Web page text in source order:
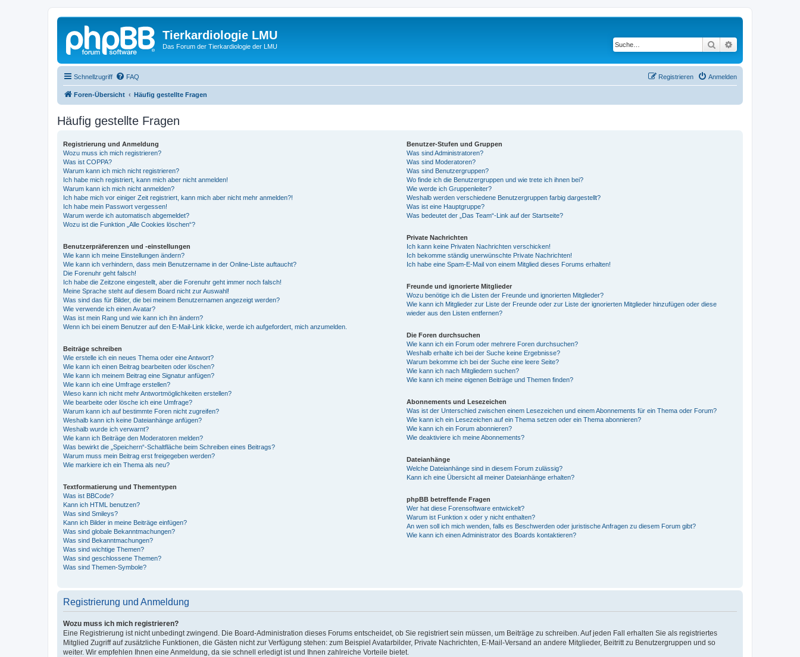
Tierkardiologie LMU
Das Forum der Tierkardiologie der LMU Suche
Schnellzugriff FAQ Anmelden
Registrieren
Foren-Übersicht Häufig gestellte Fragen
Häufig gestellte Fragen
Registrierung und Anmeldung
Wozu muss ich mich registrieren?
Was ist COPPA?
Warum kann ich mich nicht registrieren?
Ich habe mich registriert, kann mich aber nicht anmelden!
Warum kann ich mich nicht anmelden?
Ich habe mich vor einiger Zeit registriert, kann mich aber nicht mehr anmelden?!
Ich habe mein Passwort vergessen!
Warum werde ich automatisch abgemeldet?
Wozu ist die Funktion „Alle Cookies löschen“?
Benutzerpräferenzen und -einstellungen
Wie kann ich meine Einstellungen ändern?
Wie kann ich verhindern, dass mein Benutzername in der Online-Liste auftaucht?
Die Forenuhr geht falsch!
Ich habe die Zeitzone eingestellt, aber die Forenuhr geht immer noch falsch!
Meine Sprache steht auf diesem Board nicht zur Auswahl!
Was sind das für Bilder, die bei meinem Benutzernamen angezeigt werden?
Wie verwende ich einen Avatar?
Was ist mein Rang und wie kann ich ihn ändern?
Wenn ich bei einem Benutzer auf den E-Mail-Link klicke, werde ich aufgefordert, mich anzumelden.
Beiträge schreiben
Wie erstelle ich ein neues Thema oder eine Antwort?
Wie kann ich einen Beitrag bearbeiten oder löschen?
Wie kann ich meinem Beitrag eine Signatur anfügen?
Wie kann ich eine Umfrage erstellen?
Wieso kann ich nicht mehr Antwortmöglichkeiten erstellen?
Wie bearbeite oder lösche ich eine Umfrage?
Warum kann ich auf bestimmte Foren nicht zugreifen?
Weshalb kann ich keine Dateianhänge anfügen?
Weshalb wurde ich verwarnt?
Wie kann ich Beiträge den Moderatoren melden?
Was bewirkt die „Speichern“-Schaltfläche beim Schreiben eines Beitrags?
Warum muss mein Beitrag erst freigegeben werden?
Wie markiere ich ein Thema als neu?
Textformatierung und Thementypen
Was ist BBCode?
Kann ich HTML benutzen?
Was sind Smileys?
Kann ich Bilder in meine Beiträge einfügen?
Was sind globale Bekanntmachungen?
Was sind Bekanntmachungen?
Was sind wichtige Themen?
Was sind geschlossene Themen?
Was sind Themen-Symbole?
Benutzer-Stufen und Gruppen
Was sind Administratoren?
Was sind Moderatoren?
Was sind Benutzergruppen?
Wo finde ich die Benutzergruppen und wie trete ich ihnen bei?
Wie werde ich Gruppenleiter?
Weshalb werden verschiedene Benutzergruppen farbig dargestellt?
Was ist eine Hauptgruppe?
Was bedeutet der „Das Team“-Link auf der Startseite?
Private Nachrichten
Ich kann keine Privaten Nachrichten verschicken!
Ich bekomme ständig unerwünschte Private Nachrichten!
Ich habe eine Spam-E-Mail von einem Mitglied dieses Forums erhalten!
Freunde und ignorierte Mitglieder
Wozu benötige ich die Listen der Freunde und ignorierten Mitglieder?
Wie kann ich Mitglieder zur Liste der Freunde oder zur Liste der ignorierten Mitglieder hinzufügen oder diese
wieder aus den Listen entfernen?
Die Foren durchsuchen
Wie kann ich ein Forum oder mehrere Foren durchsuchen?
Weshalb erhalte ich bei der Suche keine Ergebnisse?
Warum bekomme ich bei der Suche eine leere Seite?
Wie kann ich nach Mitgliedern suchen?
Wie kann ich meine eigenen Beiträge und Themen finden?
Abonnements und Lesezeichen
Was ist der Unterschied zwischen einem Lesezeichen und einem Abonnements für ein Thema oder Forum?
Wie kann ich ein Lesezeichen auf ein Thema setzen oder ein Thema abonnieren?
Wie kann ich ein Forum abonnieren?
Wie deaktiviere ich meine Abonnements?
Dateianhänge
Welche Dateianhänge sind in diesem Forum zulässig?
Kann ich eine Übersicht all meiner Dateianhänge erhalten?
phpBB betreffende Fragen
Wer hat diese Forensoftware entwickelt?
Warum ist Funktion x oder y nicht enthalten?
An wen soll ich mich wenden, falls es Beschwerden oder juristische Anfragen zu diesem Forum gibt?
Wie kann ich einen Administrator des Boards kontaktieren?
Registrierung und Anmeldung
Wozu muss ich mich registrieren?
Eine Registrierung ist nicht unbedingt zwingend. Die Board-Administration dieses Forums entscheidet, ob Sie registriert sein müssen, um Beiträge zu schreiben. Auf jeden Fall erhalten Sie als registriertes
Mitglied Zugriff auf zusätzliche Funktionen, die Gästen nicht zur Verfügung stehen: zum Beispiel Avatarbilder, Private Nachrichten, E-Mail-Versand an andere Mitglieder, Beitritt zu Benutzergruppen und so
weiter. Wir empfehlen Ihnen eine Anmeldung, da sie schnell erledigt ist und Ihnen zahlreiche Vorteile bietet.